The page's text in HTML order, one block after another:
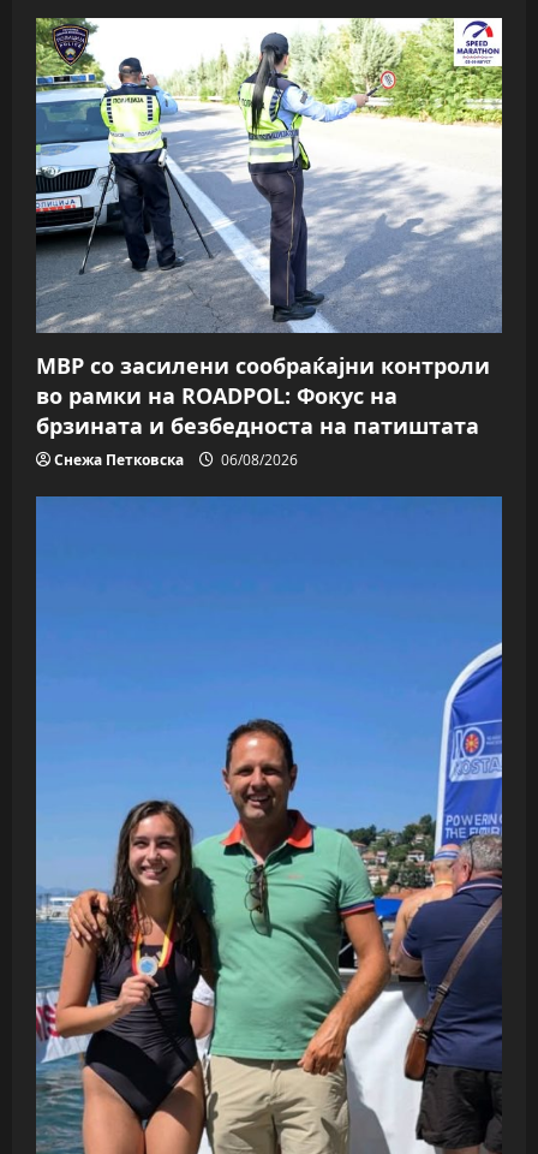
МВР со засилени сообраќајни контроли
во рамки на ROADPOL: Фокус на
брзината и безбедноста на патиштата
Снежа Петковска 06/08/2026